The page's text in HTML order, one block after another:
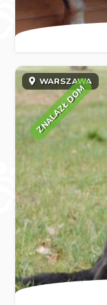
WARSZAWA
ZNALAZŁ DOM